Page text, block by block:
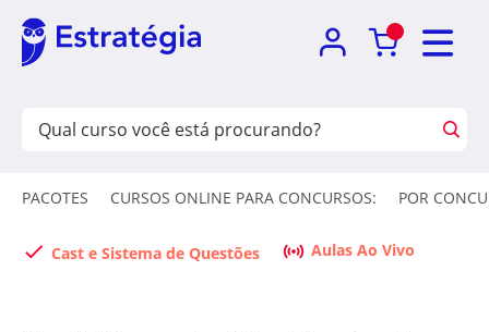
PACOTES CURSOS ONLINE PARA CONCURSOS: POR
Cast e Sistema de Questões Aulas Ao Vivo